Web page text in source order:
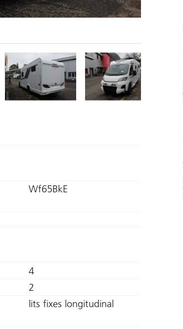
Wf65BkE
4
2
lits fixes longitudinal